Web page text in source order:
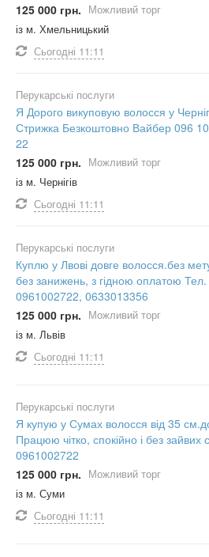
125 000 грн. Можливий торг
із м. Хмельницький
Сьогодні 11:11
Перукарські послуги
Я Дорого викуповую волосся у
Стрижка Безкоштовно Вайбер 096
22
125 000 грн. Можливий торг
із м. Чернігів
Сьогодні 11:11
Перукарські послуги
Куплю у Лвові довге волосся.без
без занижень, з гідною оплатою Тел.
0961002722, 0633013356
125 000 грн. Можливий торг
із м. Львів
Сьогодні 11:11
Перукарські послуги
Я купую у Сумах волосся від 35
Працюю чітко, спокійно і без зайвих
0961002722
125 000 грн. Можливий торг
із м. Суми
Сьогодні 11:11